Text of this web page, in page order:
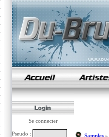
samples de rap
Se connecter
Pseudo : Samples»